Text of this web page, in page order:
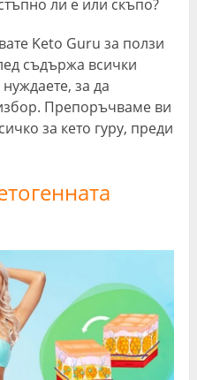
ли е или скъпо?
Keto Guru за ползи
съдържа всички
за да
Препоръчваме ви
за кето гуру, преди